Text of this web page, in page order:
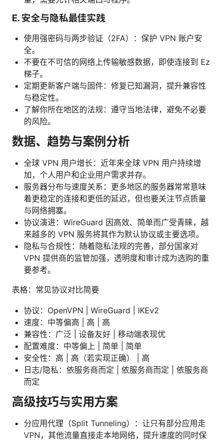
E. 安全与隐私最佳实践
使用强密码与两步验证（2FA）：保护 VPN 账户安
全。
不要在不可信的网络上传输敏感数据，即使连接到 Ez
梯子。
定期更新客户端与固件：修复已知漏洞，提升兼容性
与稳定性。
了解你所在地区的法规：遵守当地法律，避免不必要
的风险。
数据、趋势与案例分析
全球 VPN 用户增长：近年来全球 VPN 用户持续增
加，个人用户和企业用户需求并存。
服务器分布与速度关系：更多地区的服务器常常意味
着更稳定的连接和更低的延迟，但也要关注节点质量
与网络拥塞。
协议演进：WireGuard 因高效、简单而广受青睐，越
来越多的 VPN 服务将其作为默认协议或主要选项。
隐私与合规性：随着隐私法规的完善，部分国家对
VPN 提供商的监管加强，透明度和审计成为选购的重
要参考。
表格：常见协议对比简要
协议：OpenVPN | WireGuard | IKEv2
速度：中等偏高 | 高 | 高
兼容性：广泛 | 设备友好 | 移动端表现优
配置难度：中等偏上 | 简单 | 简单
安全性：高 | 高（若实现正确） | 高
日志/隐私：依服务商而定 | 依服务商而定 | 依服务商
而定
高级技巧与实用方案
分应用代理（Split Tunneling）：让只有部分应用走
VPN，其他流量直接走本地网络，提升速度的同时保